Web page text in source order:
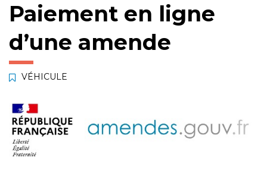
Paiement en ligne
d’une amende
VÉHICULE